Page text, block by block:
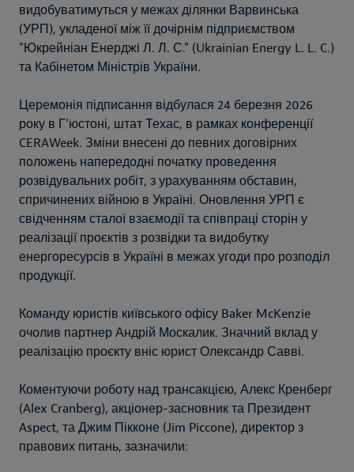
видобуватимуться у межах ділянки Варвинська
(УРП), укладеної між її дочірнім підприємством
"Юкрейніан Енерджі Л. Л. С." (Ukrainian Energy L. L. C.)
та Кабінетом Міністрів України.
Церемонія підписання відбулася 24 березня 2026
року в Г'юстоні, штат Техас, в рамках конференції
CERAWeek. Зміни внесені до певних договірних
положень напередодні початку проведення
розвідувальних робіт, з урахуванням обставин,
спричинених війною в Україні. Оновлення УРП є
свідченням сталої взаємодії та співпраці сторін у
реалізації проєктів з розвідки та видобутку
енергоресурсів в Україні в межах угоди про розподіл
продукції.
Команду юристів київського офісу Baker McKenzie
очолив партнер Андрій Москалик. Значний вклад у
реалізацію проєкту вніс юрист Олександр Савві.
Коментуючи роботу над трансакцією, Алекс Кренберг
(Alex Cranberg), акціонер-засновник та Президент
Aspect, та Джим Пікконе (Jim Piccone), директор з
правових питань, зазначили: